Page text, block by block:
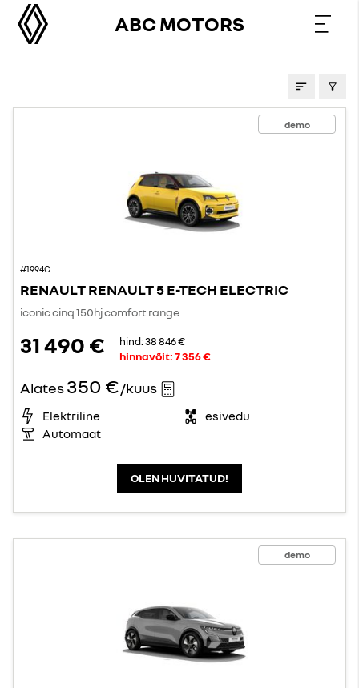
ABC MOTORS
demo
#1994C
RENAULT RENAULT 5 E-TECH ELECTRIC
iconic cinq 150hj comfort range
31 490 € hind:38 846 €
hinnavõit:7 356 €
Alates350 €/kuus
Elektriline
esivedu
Automaat
OLEN HUVITATUD!
demo